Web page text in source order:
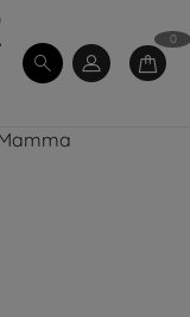
0